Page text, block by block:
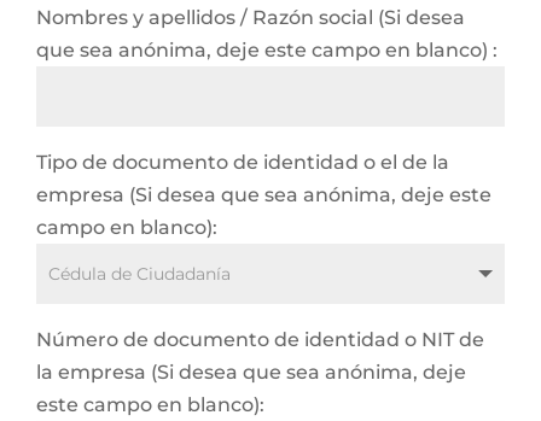
Nombres y apellidos / Razón social (Si desea
que sea anónima, deje este campo en blanco) :
Tipo de documento de identidad o el de la
empresa (Si desea que sea anónima, deje este
campo en blanco):
Número de documento de identidad o NIT de
la empresa (Si desea que sea anónima, deje
este campo en blanco):